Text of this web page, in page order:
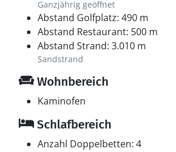
Ganzjährig geöffnet
Abstand Golfplatz: 490 m
Abstand Restaurant: 500 m
Abstand Strand: 3.010 m
Sandstrand
Wohnbereich
Kaminofen
Schlafbereich
Anzahl Doppelbetten: 4